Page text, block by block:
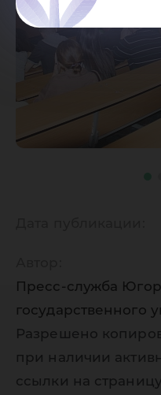
Пресс-служба
государственного
Разрешено
при наличии
ссылки на